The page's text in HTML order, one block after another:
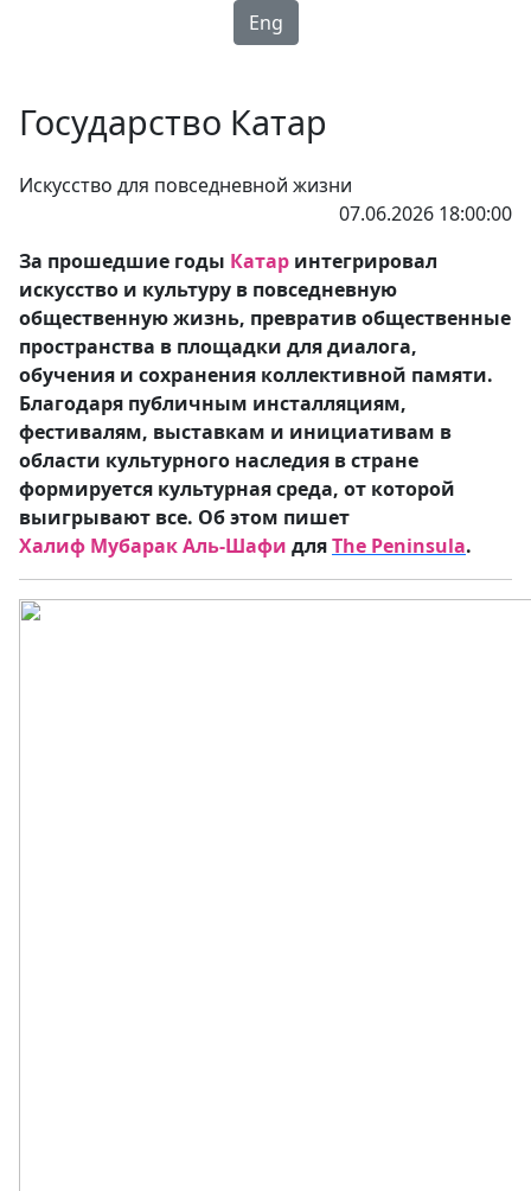
Eng
Государство Катар
Искусство для повседневной жизни
07.06.2026 18:00:00
За прошедшие годы Катар интегрировал
искусство и культуру в повседневную
общественную жизнь, превратив общественные
пространства в площадки для диалога,
обучения и сохранения коллективной памяти.
Благодаря публичным инсталляциям,
фестивалям, выставкам и инициативам в
области культурного наследия в стране
формируется культурная среда, от которой
выигрывают все. Об этом пишет
Халиф Мубарак Аль-Шафи дляThe Peninsula.